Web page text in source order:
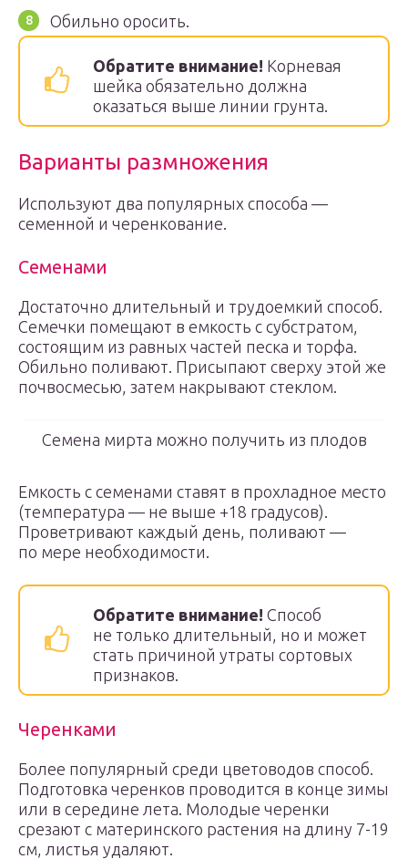
Обильно оросить.
Обратите внимание! Корневая
шейка обязательно должна
оказаться выше линии грунта.
Варианты размножения
Используют два популярных способа —
семенной и черенкование.
Семенами
Достаточно длительный и трудоемкий способ.
Семечки помещают в емкость с субстратом,
состоящим из равных частей песка и торфа.
Обильно поливают. Присыпают сверху этой же
почвосмесью, затем накрывают стеклом.
Семена мирта можно получить из плодов
Емкость с семенами ставят в прохладное место
(температура — не выше +18 градусов).
Проветривают каждый день, поливают —
по мере необходимости.
Обратите внимание! Способ
не только длительный, но и может
стать причиной утраты сортовых
признаков.
Черенками
Более популярный среди цветоводов способ.
Подготовка черенков проводится в конце зимы
или в середине лета. Молодые черенки
срезают с материнского растения на длину 7-19
см, листья удаляют.